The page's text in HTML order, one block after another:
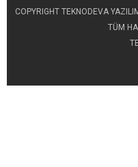
COPYRIGHT TEKNODEVA
TÜM